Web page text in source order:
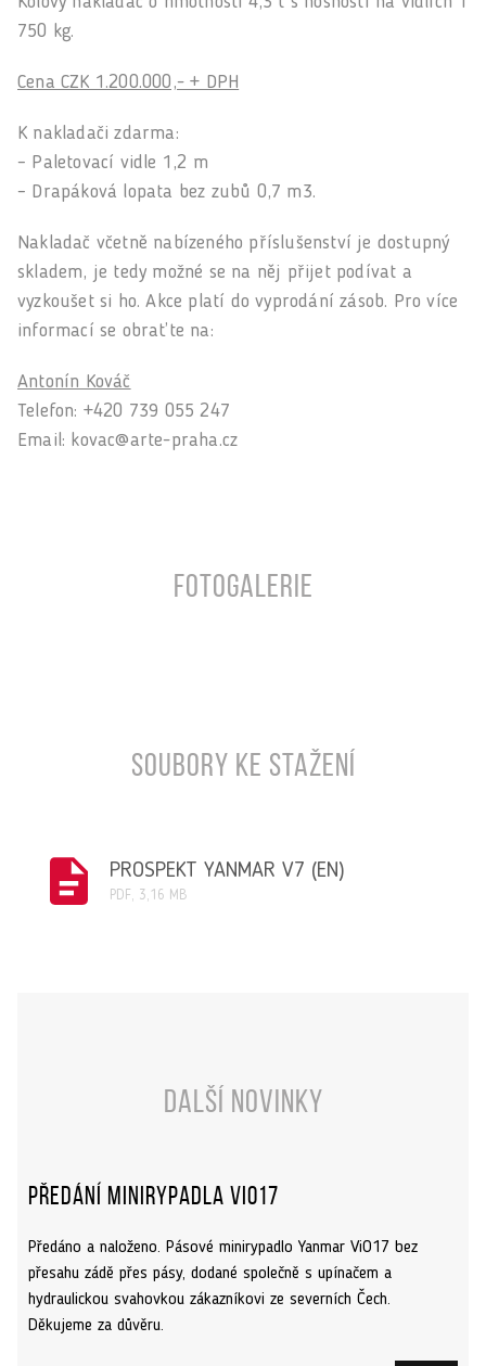
Fotogalerie
Soubory ke stažení
PROSPEKT YANMAR V7 (EN)
PDF, 3,16 MB
750 kg.
Cena CZK 1.200.000,- + DPH
K nakladači zdarma:
– Paletovací vidle 1,2 m
– Drapáková lopata bez zubů 0,7 m3.
Nakladač včetně nabízeného příslušenství je dostupný
skladem, je tedy možné se na něj přijet podívat a
vyzkoušet si ho. Akce platí do vyprodání zásob. Pro více
informací se obraťte na:
Antonín Kováč
Telefon: +420 739 055 247
Email: kovac@arte-praha.cz
Další novinky
Předání minirypadla ViO17
Předáno a naloženo. Pásové minirypadlo Yanmar ViO17 bez
přesahu zádě přes pásy, dodané společně s upínačem a
hydraulickou svahovkou zákazníkovi ze severních Čech.
Děkujeme za důvěru.